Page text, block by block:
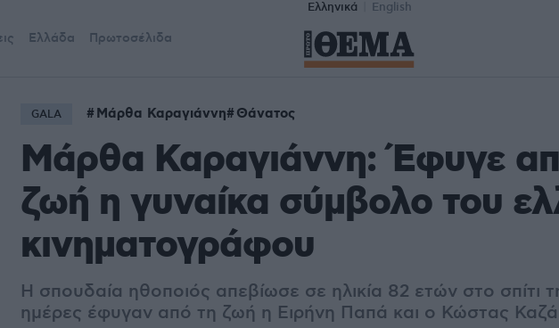
Ελληνικά English
Ελλάδα Πρωτοσέλιδα
GALA Μάρθα Καραγιάννη Θάνατος
Μάρθα Καραγιάννη: Έφυγε
ζωή η γυναίκα σύμβολο του
κινηματογράφου
Η σπουδαία ηθοποιός απεβίωσε σε ηλικία 82 ετών στο σπίτι
ημέρες έφυγαν από τη ζωή η Ειρήνη Παπά και ο Κώστας